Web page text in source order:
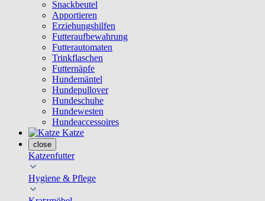
Snackbeutel
Apportieren
Erziehungshilfen
Futteraufbewahrung
Futterautomaten
Trinkflaschen
Futternäpfe
Hundemäntel
Hundepullover
Hundeschuhe
Hundewesten
Hundeaccessoires
Katze
close
Katzenfutter
Hygiene & Pflege